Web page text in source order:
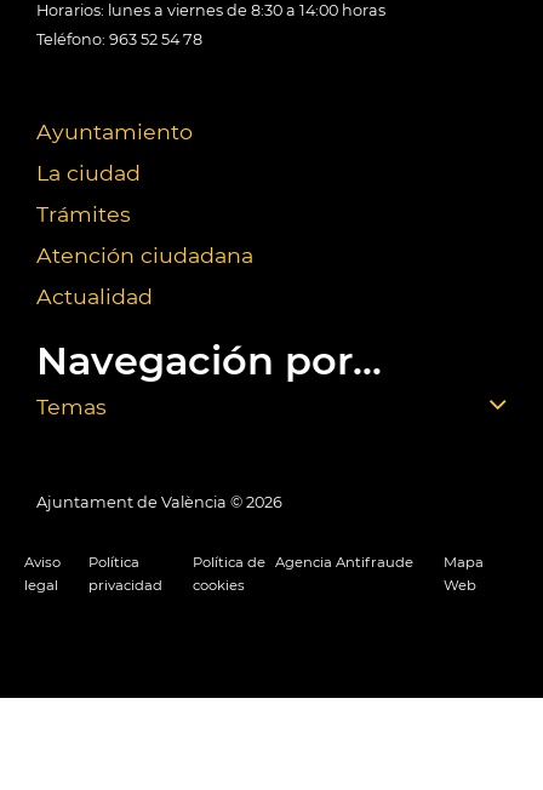
Horarios: lunes a viernes de 8:30 a 14:00 horas
Teléfono: 963 52 54 78
Ayuntamiento
La ciudad
Trámites
Atención ciudadana
Actualidad
Navegación por...
Temas
Ajuntament de València © 2026
Aviso
legal
Política
privacidad
Política de
cookies
Agencia Antifraude
Mapa
Web